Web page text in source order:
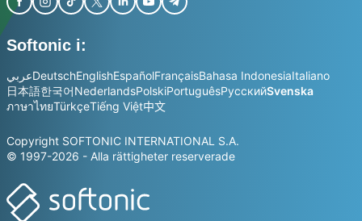
Softonic i:
عربيDeutschEnglishEspañolFrançaisBahasa IndonesiaItaliano
日本語한국어NederlandsPolskiPortuguêsРусскийSvenska
ภาษาไทยTürkçeTiếng Việt中文
Copyright SOFTONIC INTERNATIONAL S.A.
© 1997-2026 - Alla rättigheter reserverade